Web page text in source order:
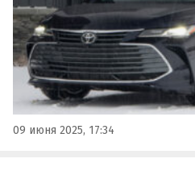
09 июня 2025, 17:34